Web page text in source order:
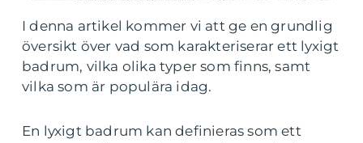
I denna artikel kommer vi att ge en grundlig
översikt över vad som karakteriserar ett lyxigt
badrum, vilka olika typer som finns, samt
vilka som är populära idag.
En lyxigt badrum kan definieras som ett